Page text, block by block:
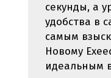
секунды, а
удобства в
самым
Новому
идеальным